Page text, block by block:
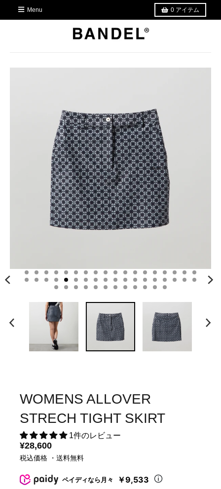
Menu 0 アイテム
WOMENS ALLOVER
STRECH TIGHT SKIRT
1件のレビュー
¥28,600
税込価格 ・送料無料
ペイディなら月々 ￥9,533